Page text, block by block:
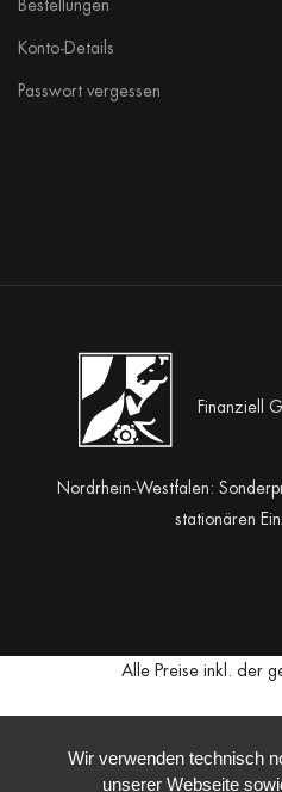
Bestellungen
Konto-Details
Passwort vergessen
Finanziell
Nordrhein-Westfalen:
stationären
Alle Preise inkl. der
Wir verwenden technisch
unserer Webseite